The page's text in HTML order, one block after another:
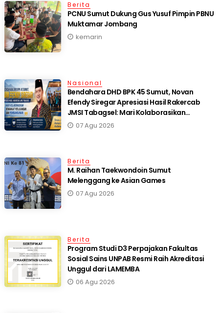
Berita
PCNU Sumut Dukung Gus Yusuf Pimpin PBNU
Muktamar Jombang
kemarin
Nasional
Bendahara DHD BPK 45 Sumut, Novan
Efendy Siregar Apresiasi Hasil Rakercab
JMSI Tabagsel: Mari Kolaborasikan
Semangat Perjuangan dan Pembangunan
07 Agu 2026
Berita
M. Raihan Taekwondoin Sumut
Melenggang ke Asian Games
07 Agu 2026
Berita
Program Studi D3 Perpajakan Fakultas
Sosial Sains UNPAB Resmi Raih Akreditasi
Unggul dari LAMEMBA
06 Agu 2026